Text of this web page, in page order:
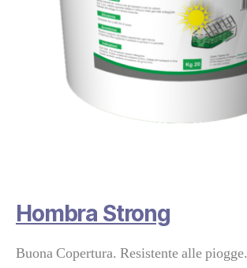
Hombra Strong
Buona Copertura. Resistente alle piogge.